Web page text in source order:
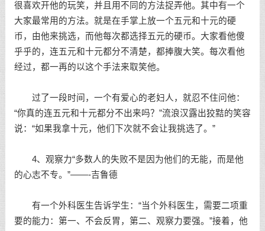
很喜欢开他的玩笑，并且用不同的方法捉弄他。其中有一个
大家最常用的方法。就是在手掌上放一个五元和十元的硬
币，由他来挑选，而他每次都选择五元的硬币。大家看他傻
乎乎的，连五元和十元都分不清楚，都捧腹大笑。每次看他
经过，都一再的以这个手法来取笑他。
过了一段时间，一个有爱心的老妇人，就忍不住问他：
“你真的连五元和十元都分不出来吗？”流浪汉露出狡黠的笑容
说：“如果我拿十元，他们下次就不会让我挑选了。”
4、观察力“多数人的失败不是因为他们的无能，而是他
的心志不专。”——-吉鲁德
有一个外科医生告诉学生：“当个外科医生，需要二项重
要的能力：第一、不会反胃，第二、观察力要强。”接着，他